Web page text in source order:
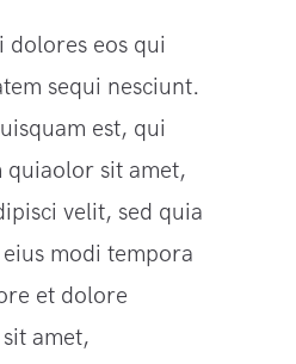
dolores eos qui
sequi nesciunt.
est, qui
quiaolor sit amet,
velit, sed quia
modi tempora
et dolore
amet,